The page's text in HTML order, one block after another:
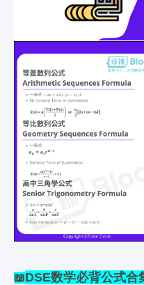
📖DSE数学必背公式合